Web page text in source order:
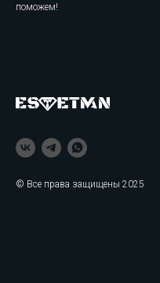
поможем!
© Все права защищены 2025